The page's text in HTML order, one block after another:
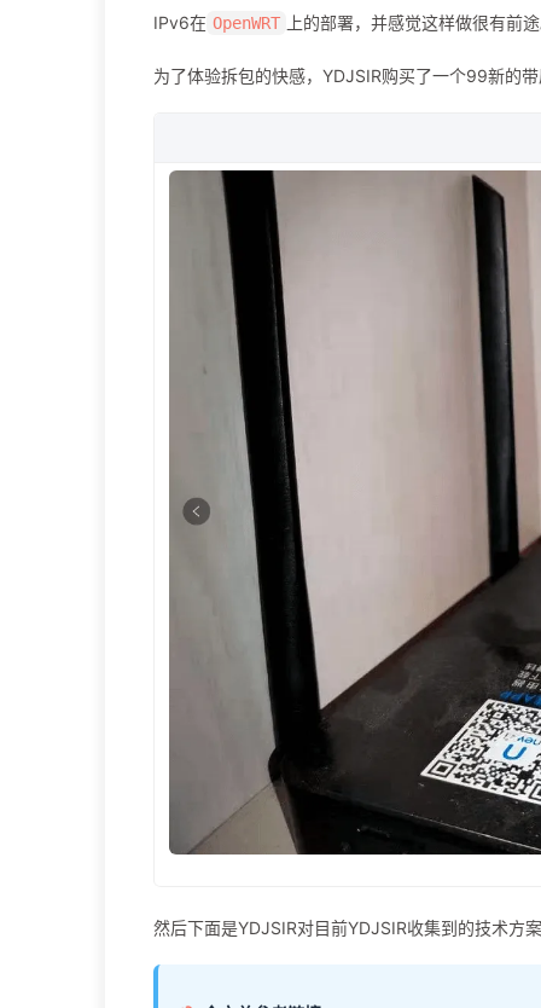
IPv6在 OpenWRT 上的部署，并感觉这样做很有前
为了体验拆包的快感，YDJSIR购买了一个99新的
然后下面是YDJSIR对目前YDJSIR收集到的技术方